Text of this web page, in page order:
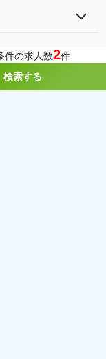
件の求人数2件
検索する